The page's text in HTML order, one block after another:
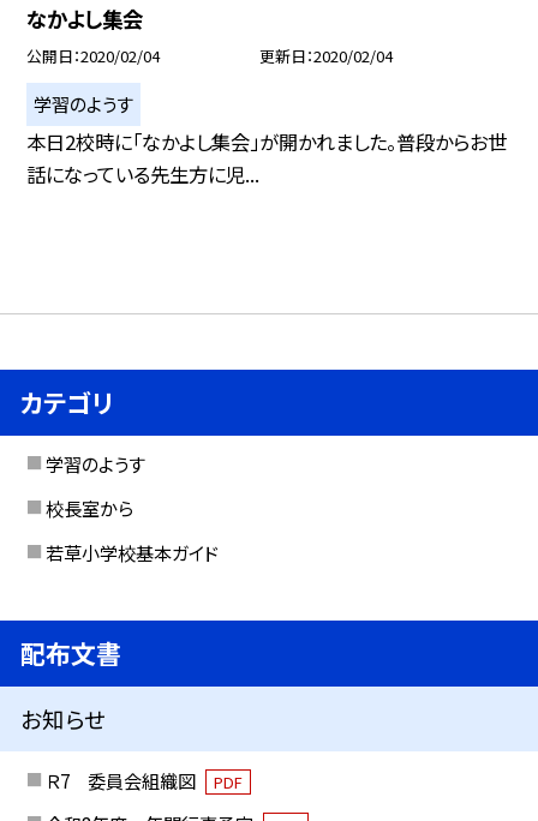
なかよし集会
公開日 2020/02/04 更新日 2020/02/04
学習のようす
本日2校時に「なかよし集会」が開かれました。普段からお世
話になっている先生方に児...
カテゴリ
学習のようす
校長室から
若草小学校基本ガイド
配布文書
お知らせ
Ｒ7 委員会組織図 PDF